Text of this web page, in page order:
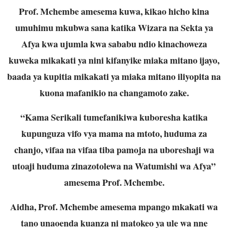
Prof. Mchembe amesema kuwa, kikao hicho kina
umuhimu mkubwa sana katika Wizara na Sekta ya
Afya kwa ujumla kwa sababu ndio kinachoweza
kuweka mikakati ya nini kifanyike miaka mitano ijayo,
baada ya kupitia mikakati ya miaka mitano iliyopita na
kuona mafanikio na changamoto zake.
“Kama Serikali tumefanikiwa kuboresha katika
kupunguza vifo vya mama na mtoto, huduma za
chanjo, vifaa na vifaa tiba pamoja na uboreshaji wa
utoaji huduma zinazotolewa na Watumishi wa Afya”
amesema Prof. Mchembe.
Aidha, Prof. Mchembe amesema mpango mkakati wa
tano unaoenda kuanza ni matokeo ya ule wa nne